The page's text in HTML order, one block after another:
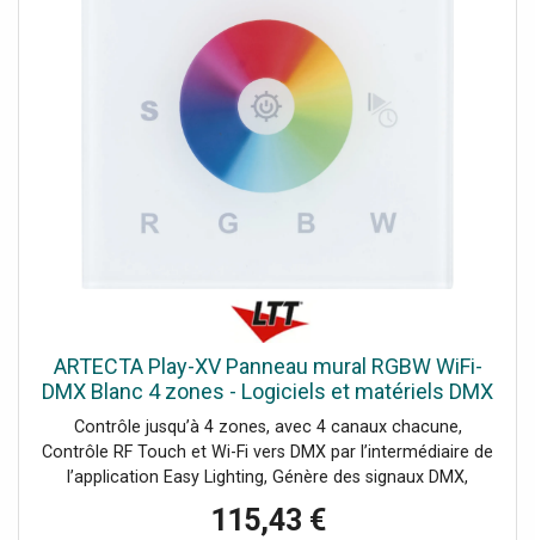
ARTECTA Play-XV Panneau mural RGBW WiFi-
DMX Blanc 4 zones - Logiciels et matériels DMX
Contrôle jusqu’à 4 zones, avec 4 canaux chacune,
Contrôle RF Touch et Wi-Fi vers DMX par l’intermédiaire de
l’application Easy Lighting, Génère des signaux DMX,
de jonction encastrée, Ce panneau mural peut être
115,43 €